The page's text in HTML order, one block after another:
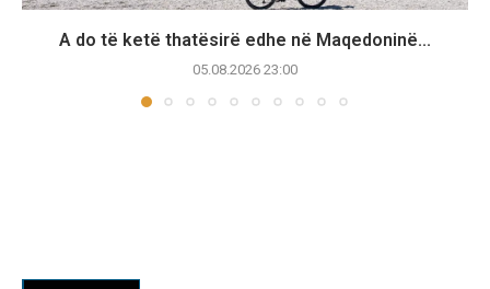
A do të ketë thatësirë edhe në Maqedoninë...
05.08.2026 23:00